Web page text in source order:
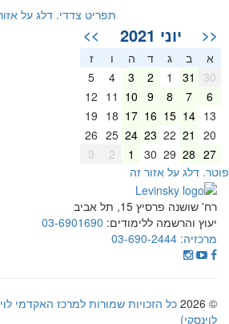
תפריט צדדי. דלג על
<< יוני 2021 >>
א ב ג ד ה
ז
30
31
2
3
4
5
6
7
8
9
10
11
12
13
14
15
16
17
18
19
20
21
22
23
24
25
26
27
28
29
30
2
3
דלג על אזור זה
רח' שושנה פרסיץ 15, תל אביב
יעוץ והרשמה ללימודים: 03-6901690
מרכזיה: 03-690-2444
© 2026
כל הזכויות שמורות למרכז האקדמי
לוינסקי)